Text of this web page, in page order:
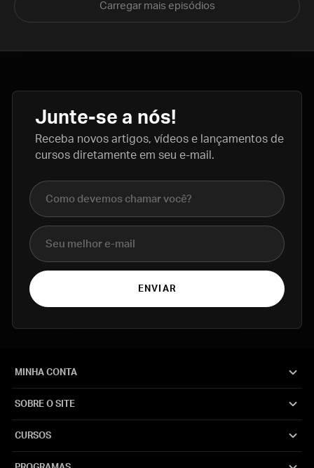
Carregar mais episódios
Junte-se a nós!
Receba novos artigos, vídeos e lançamentos de
cursos diretamente em seu e-mail.
Nome completo
E-mail
ENVIAR
MINHA CONTA
SOBRE O SITE
CURSOS